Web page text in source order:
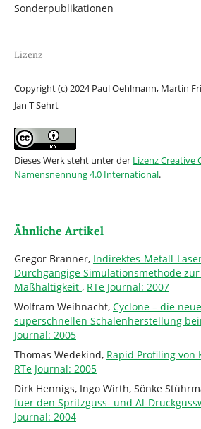
Sonderpublikationen
Lizenz
Copyright (c) 2024 Paul Oehlmann, Martin
Jan T Sehrt
Dieses Werk steht unter der Lizenz Creative
Namensnennung 4.0 International.
Ähnliche Artikel
Gregor Branner, Indirektes-Metall-
Durchgängige Simulationsmethode
Maßhaltigkeit , RTe Journal: 2007
Wolfram Weihnacht, Cyclone – die
superschnellen Schalenherstellung
Journal: 2005
Thomas Wedekind, Rapid Profiling
RTe Journal: 2005
Dirk Hennigs, Ingo Wirth, Sönke
fuer den Spritzguss- und Al-
Journal: 2004